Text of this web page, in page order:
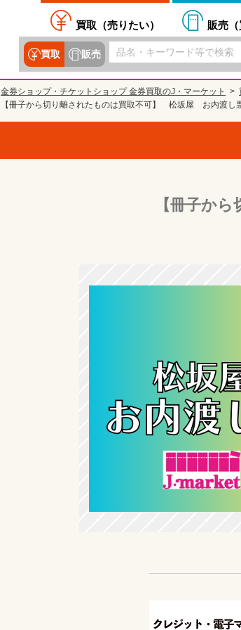
買取（売りたい） 販売（
買取 販売
金券ショップ・チケットショップ 金券買取のJ・マーケット
【冊子から切り離されたものは買取不可】 松坂屋 お内渡し
【冊子か